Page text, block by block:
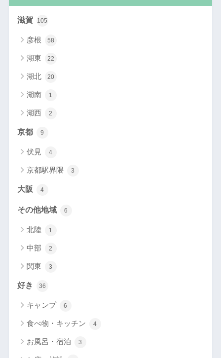
滋賀 105
彦根 58
湖東 22
湖北 20
湖南 1
湖西 2
京都 9
伏見 4
京都駅界隈 3
大阪 4
その他地域 6
北陸 1
中部 2
関東 3
好き 36
キャンプ 6
食べ物・キッチン 4
お風呂・宿泊 3